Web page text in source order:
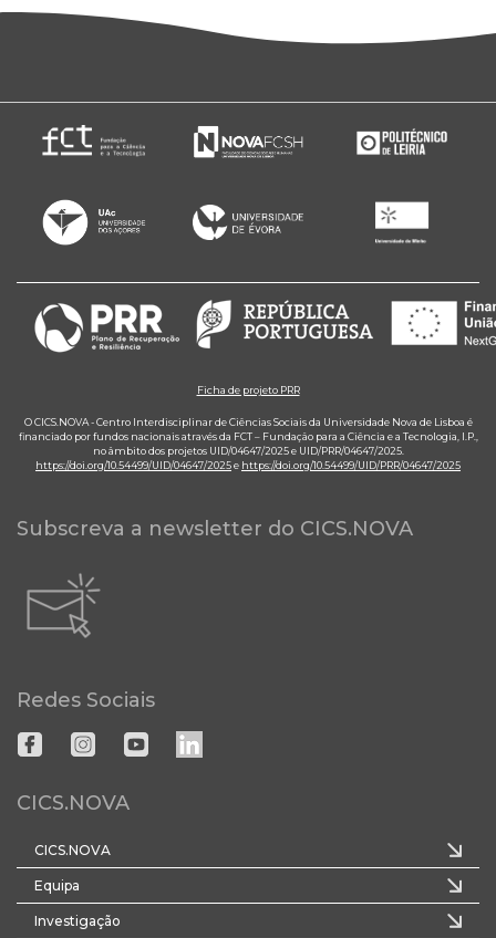
Ficha de projeto PRR
O CICS.NOVA - Centro Interdisciplinar de Ciências Sociais da Universidade Nova de Lisboa é
financiado por fundos nacionais através da FCT – Fundação para a Ciência e a Tecnologia, I.P.,
no âmbito dos projetos UID/04647/2025 e UID/PRR/04647/2025.
https://doi.org/10.54499/UID/04647/2025e https://doi.org/10.54499/UID/PRR/04647/2025
Subscreva a newsletter do CICS.NOVA
Redes Sociais
CICS.NOVA
CICS.NOVA
Equipa
Investigação